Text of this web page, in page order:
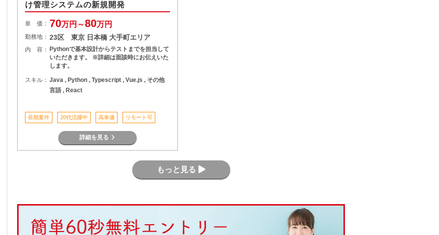
け管理システムの新規開発
単 価： 70万円～80万円
勤務地： 23区 東京 日本橋 大手町エリア
内 容：
Pythonで基本設計からテストまでを担当して
いただきます。 ※詳細は面談時にお伝えいた
します。
スキル： Java , Python , Typescript , Vue.js , その他
言語 , React
長期案件 20代活躍中 高単価 リモート可
詳細を見る
もっと見る